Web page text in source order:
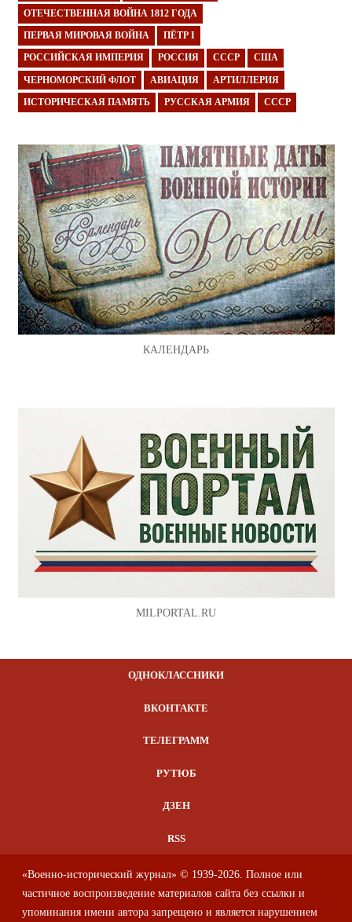
ОТЕЧЕСТВЕННАЯ ВОЙНА 1812 ГОДА
ПЕРВАЯ МИРОВАЯ ВОЙНА ПЁТР I
РОССИЙСКАЯ ИМПЕРИЯ РОССИЯ СССР США
ЧЕРНОМОРСКИЙ ФЛОТ АВИАЦИЯ АРТИЛЛЕРИЯ
ИСТОРИЧЕСКАЯ ПАМЯТЬ РУССКАЯ АРМИЯ СССР
КАЛЕНДАРЬ
MILPORTAL.RU
ОДНОКЛАССНИКИ
ВКОНТАКТЕ
ТЕЛЕГРАММ
РУТЮБ
ДЗЕН
RSS
«Военно-исторический журнал» © 1939-2026. Полное или
частичное воспроизведение материалов сайта без ссылки и
упоминания имени автора запрещено и является нарушением